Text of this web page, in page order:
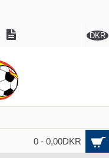
DKR
0 - 0,00DKR